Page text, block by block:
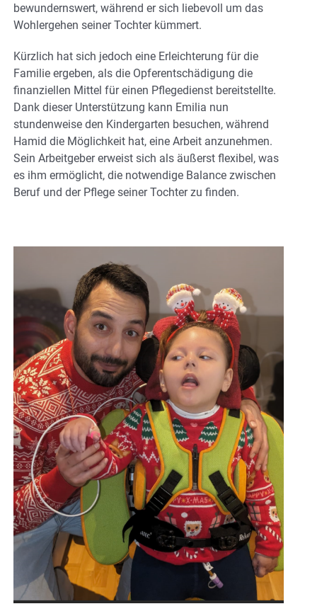
bewundernswert, während er sich liebevoll um das
Wohlergehen seiner Tochter kümmert.
Kürzlich hat sich jedoch eine Erleichterung für die
Familie ergeben, als die Opferentschädigung die
finanziellen Mittel für einen Pflegedienst bereitstellte.
Dank dieser Unterstützung kann Emilia nun
stundenweise den Kindergarten besuchen, während
Hamid die Möglichkeit hat, eine Arbeit anzunehmen.
Sein Arbeitgeber erweist sich als äußerst flexibel, was
es ihm ermöglicht, die notwendige Balance zwischen
Beruf und der Pflege seiner Tochter zu finden.